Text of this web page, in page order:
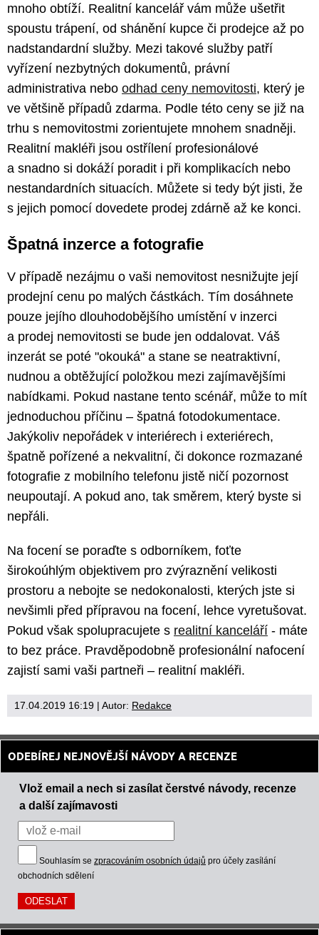
mnoho obtíží. Realitní kancelář vám může ušetřit
spoustu trápení, od shánění kupce či prodejce až po
nadstandardní služby. Mezi takové služby patří
vyřízení nezbytných dokumentů, právní
administrativa nebo odhad ceny nemovitosti, který je
ve většině případů zdarma. Podle této ceny se již na
trhu s nemovitostmi zorientujete mnohem snadněji.
Realitní makléři jsou ostřílení profesionálové
a snadno si dokáží poradit i při komplikacích nebo
nestandardních situacích. Můžete si tedy být jisti, že
s jejich pomocí dovedete prodej zdárně až ke konci.
Špatná inzerce a fotografie
V případě nezájmu o vaši nemovitost nesnižujte její
prodejní cenu po malých částkách. Tím dosáhnete
pouze jejího dlouhodobějšího umístění v inzerci
a prodej nemovitosti se bude jen oddalovat. Váš
inzerát se poté "okouká" a stane se neatraktivní,
nudnou a obtěžující položkou mezi zajímavějšími
nabídkami. Pokud nastane tento scénář, může to mít
jednoduchou příčinu – špatná fotodokumentace.
Jakýkoliv nepořádek v interiérech i exteriérech,
špatně pořízené a nekvalitní, či dokonce rozmazané
fotografie z mobilního telefonu jistě ničí pozornost
neupoutají. A pokud ano, tak směrem, který byste si
nepřáli.
Na focení se poraďte s odborníkem, foťte
širokoúhlým objektivem pro zvýraznění velikosti
prostoru a nebojte se nedokonalosti, kterých jste si
nevšimli před přípravou na focení, lehce vyretušovat.
Pokud však spolupracujete s realitní kanceláří - máte
to bez práce. Pravděpodobně profesionální nafocení
zajistí sami vaši partneři – realitní makléři.
17.04.2019 16:19 | Autor: Redakce
ODEBÍREJ NEJNOVĚJŠÍ NÁVODY A RECENZE
Vlož email a nech si zasílat čerstvé návody, recenze
a další zajímavosti
Souhlasím se zpracováním osobních údajů pro účely zasílání
obchodních sdělení